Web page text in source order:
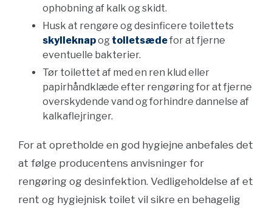
ophobning af kalk og skidt.
Husk at rengøre og desinficere toilettets
skylleknapog toiletsædefor at fjerne
eventuelle bakterier.
Tør toilettet af med en ren klud eller
papirhåndklæde efter rengøring for at fjerne
overskydende vand og forhindre dannelse af
kalkaflejringer.
For at opretholde en god hygiejne anbefales det
at følge producentens anvisninger for
rengøring og desinfektion. Vedligeholdelse af et
rent og hygiejnisk toilet vil sikre en behagelig